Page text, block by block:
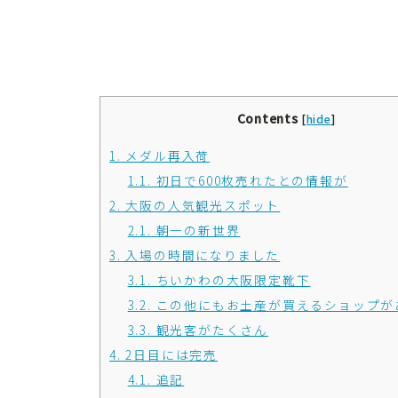
Contents [hide]
1. メダル再入荷
1.1. 初日で600枚売れたとの情報が
2. 大阪の人気観光スポット
2.1. 朝一の新世界
3. 入場の時間になりました
3.1. ちいかわの大阪限定靴下
3.2. この他にもお土産が買えるショップ
3.3. 観光客がたくさん
4. 2日目には完売
4.1. 追記